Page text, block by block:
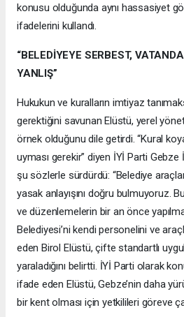
konusu olduğunda aynı hassasiyet
ifadelerini kullandı.
“BELEDİYEYE SERBEST,
YANLIŞ”
Hukukun ve kuralların imtiyaz
gerektiğini savunan Elüstü, yerel
örnek olduğunu dile getirdi. “Kural
uyması gerekir” diyen İYİ Parti Gebze
şu sözlerle sürdürdü: “Belediye
yasak anlayışını doğru bulmuyoruz.
ve düzenlemelerin bir an önce
Belediyesi’ni kendi personelini ve
eden Birol Elüstü, çifte standartlı
yaraladığını belirtti. İYİ Parti olarak
ifade eden Elüstü, Gebze’nin daha
bir kent olması için yetkilileri göreve